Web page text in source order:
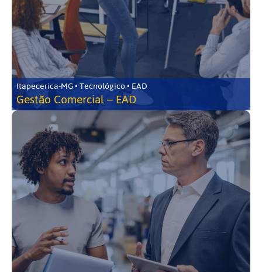
Itapecerica-MG • Tecnológico • EAD
Gestão Comercial – EAD